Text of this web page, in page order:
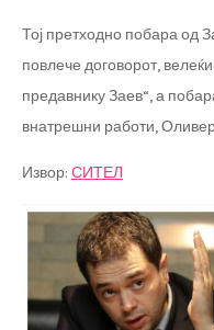
Тој претходно побара од
повлече договорот,
предавнику Заев“, а
внатрешни работи,
Извор: СИТЕЛ